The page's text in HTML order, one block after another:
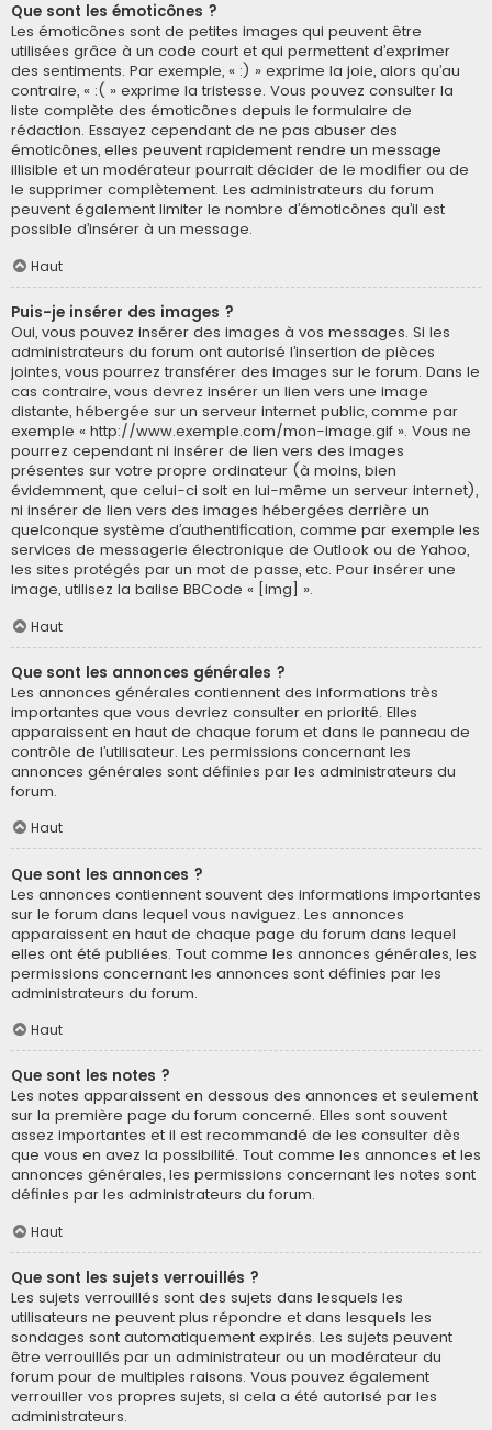
Que sont les émoticônes ?
Les émoticônes sont de petites images qui peuvent être
utilisées grâce à un code court et qui permettent d’exprimer
des sentiments. Par exemple, « :) » exprime la joie, alors qu’au
contraire, « :( » exprime la tristesse. Vous pouvez consulter la
liste complète des émoticônes depuis le formulaire de
rédaction. Essayez cependant de ne pas abuser des
émoticônes, elles peuvent rapidement rendre un message
illisible et un modérateur pourrait décider de le modifier ou de
le supprimer complètement. Les administrateurs du forum
peuvent également limiter le nombre d’émoticônes qu’il est
possible d’insérer à un message.
Haut
Puis-je insérer des images ?
Oui, vous pouvez insérer des images à vos messages. Si les
administrateurs du forum ont autorisé l’insertion de pièces
jointes, vous pourrez transférer des images sur le forum. Dans le
cas contraire, vous devrez insérer un lien vers une image
distante, hébergée sur un serveur internet public, comme par
exemple « http://www.exemple.com/mon-image.gif ». Vous ne
pourrez cependant ni insérer de lien vers des images
présentes sur votre propre ordinateur (à moins, bien
évidemment, que celui-ci soit en lui-même un serveur internet),
ni insérer de lien vers des images hébergées derrière un
quelconque système d’authentification, comme par exemple les
services de messagerie électronique de Outlook ou de Yahoo,
les sites protégés par un mot de passe, etc. Pour insérer une
image, utilisez la balise BBCode « [img] ».
Haut
Que sont les annonces générales ?
Les annonces générales contiennent des informations très
importantes que vous devriez consulter en priorité. Elles
apparaissent en haut de chaque forum et dans le panneau de
contrôle de l’utilisateur. Les permissions concernant les
annonces générales sont définies par les administrateurs du
forum.
Haut
Que sont les annonces ?
Les annonces contiennent souvent des informations importantes
sur le forum dans lequel vous naviguez. Les annonces
apparaissent en haut de chaque page du forum dans lequel
elles ont été publiées. Tout comme les annonces générales, les
permissions concernant les annonces sont définies par les
administrateurs du forum.
Haut
Que sont les notes ?
Les notes apparaissent en dessous des annonces et seulement
sur la première page du forum concerné. Elles sont souvent
assez importantes et il est recommandé de les consulter dès
que vous en avez la possibilité. Tout comme les annonces et les
annonces générales, les permissions concernant les notes sont
définies par les administrateurs du forum.
Haut
Que sont les sujets verrouillés ?
Les sujets verrouillés sont des sujets dans lesquels les
utilisateurs ne peuvent plus répondre et dans lesquels les
sondages sont automatiquement expirés. Les sujets peuvent
être verrouillés par un administrateur ou un modérateur du
forum pour de multiples raisons. Vous pouvez également
verrouiller vos propres sujets, si cela a été autorisé par les
administrateurs.